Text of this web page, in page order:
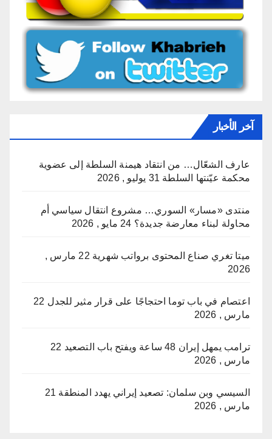
آخر الأخبار
عارف الشعّال… من انتقاد هيمنة السلطة إلى عضوية
محكمة عيّنتها السلطة 31 يوليو , 2026
منتدى «مسار» السوري… مشروع انتقال سياسي أم
محاولة لبناء معارضة جديدة؟ 24 مايو , 2026
ميتا تغري صناع المحتوى برواتب شهرية
22 مارس ,
2026
اعتصام في باب توما احتجاجًا على قرار مثير للجدل 22
مارس , 2026
ترامب يمهل إيران 48 ساعة ويفتح باب التصعيد
22
مارس , 2026
السيسي وبن سلمان: تصعيد إيراني يهدد المنطقة 21
مارس , 2026